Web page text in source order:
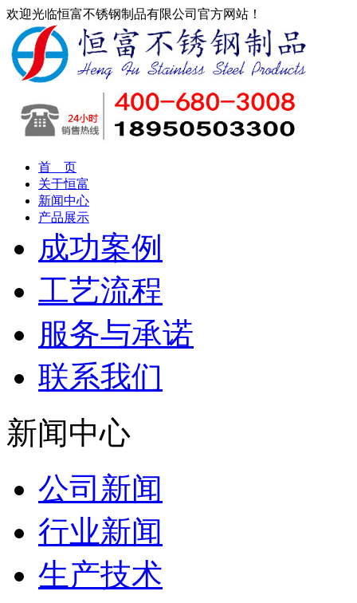
欢迎光临恒富不锈钢制品有限公司官方网站！
首 页
关于恒富
新闻中心
产品展示
成功案例
工艺流程
服务与承诺
联系我们
新闻中心
公司新闻
行业新闻
生产技术